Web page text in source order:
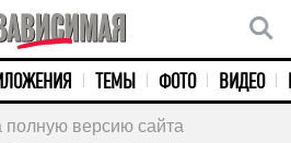
ТЕМЫ ФОТО ВИДЕО
полную версию сайта